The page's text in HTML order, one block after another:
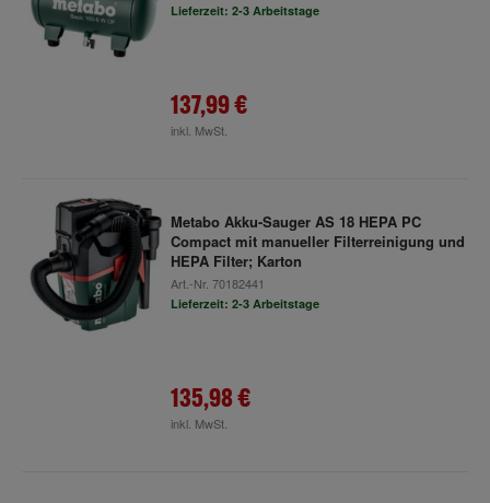
Lieferzeit: 2-3 Arbeitstage
137,99 €
inkl. MwSt.
Metabo Akku-Sauger AS 18 HEPA PC
Compact mit manueller Filterreinigung und
HEPA Filter; Karton
Art.-Nr. 70182441
Lieferzeit: 2-3 Arbeitstage
135,98 €
inkl. MwSt.